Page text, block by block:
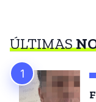
ÚLTIMAS